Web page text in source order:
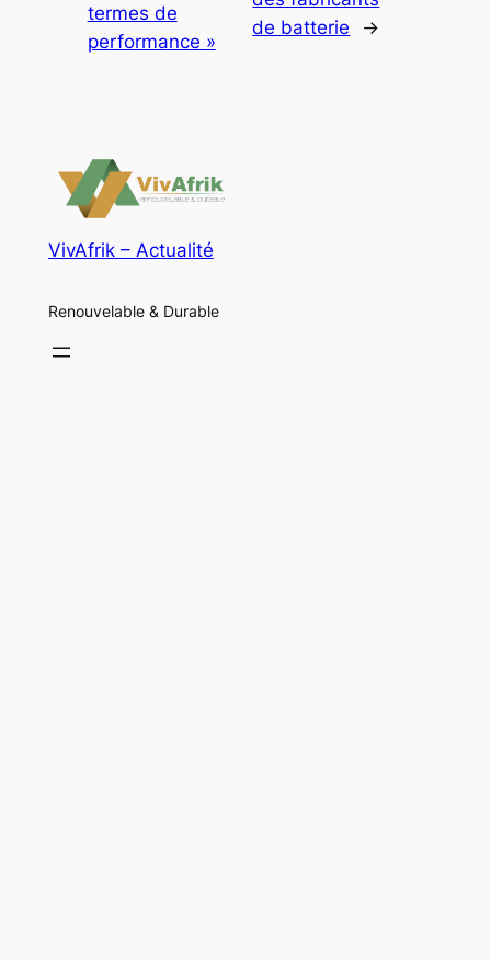
termes de
performance »
de batterie
→
VivAfrik – Actualité
Renouvelable & Durable